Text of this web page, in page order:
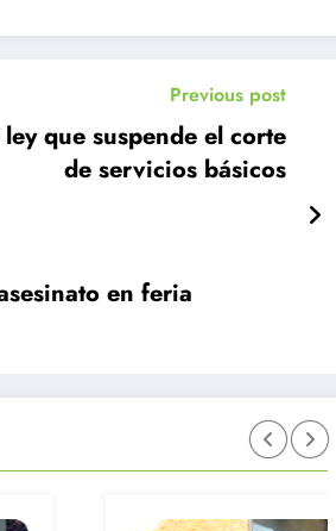
Previous post
que suspende el corte
de servicios básicos
en feria